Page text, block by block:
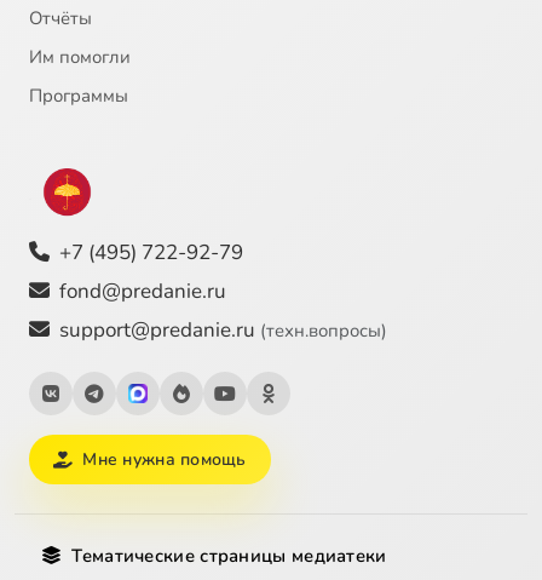
Отчёты
Им помогли
Программы
+7 (495) 722-92-79
fond@predanie.ru
support@predanie.ru (техн.вопросы)
Мне нужна помощь
Тематические страницы медиатеки